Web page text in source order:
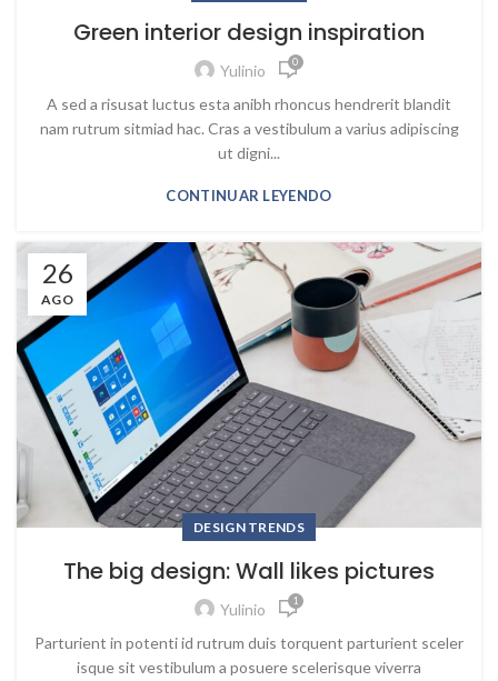
Green interior design inspiration
Yulinio 0
A sed a risusat luctus esta anibh rhoncus hendrerit blandit
nam rutrum sitmiad hac. Cras a vestibulum a varius adipiscing
ut digni...
CONTINUAR LEYENDO
26
AGO
DESIGN TRENDS
The big design: Wall likes pictures
Yulinio 1
Parturient in potenti id rutrum duis torquent parturient sceler
isque sit vestibulum a posuere scelerisque viverra